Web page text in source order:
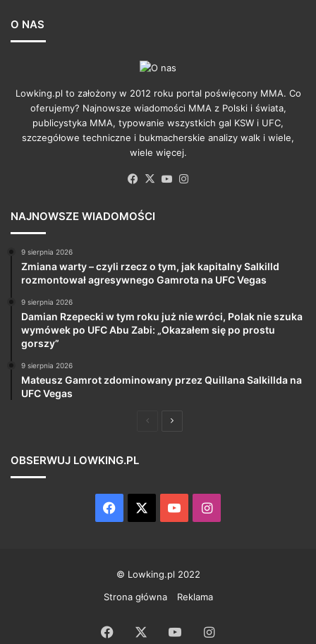
O NAS
Lowking.pl to założony w 2012 roku portal poświęcony MMA. Co
oferujemy? Najnowsze wiadomości MMA z Polski i świata,
publicystyka MMA, typowanie wszystkich gal KSW i UFC,
szczegółowe techniczne i bukmacherskie analizy walk i wiele,
wiele więcej.
Facebook
X YouTube
NAJNOWSZE WIADOMOŚCI
9 sierpnia 2026
Zmiana warty – czyli rzecz o tym, jak kapitalny Salkilld
rozmontował agresywnego Gamrota na UFC Vegas
9 sierpnia 2026
Damian Rzepecki w tym roku już nie wróci, Polak nie szuka
wymówek po UFC Abu Zabi: „Okazałem się po prostu
gorszy”
9 sierpnia 2026
Mateusz Gamrot zdominowany przez Quillana Salkillda na
UFC Vegas
PoprzedniaNastępna
OBSERWUJ LOWKING.PL
Facebook YouTubeInstagram
© Lowking.pl 2022
Strona główna
Reklama
Facebook YouTubeInstagram